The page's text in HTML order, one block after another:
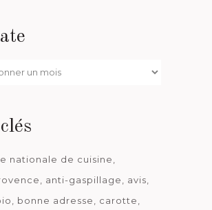
nationale de cuisine
anti-gaspillage
avis
bonne adresse
carotte